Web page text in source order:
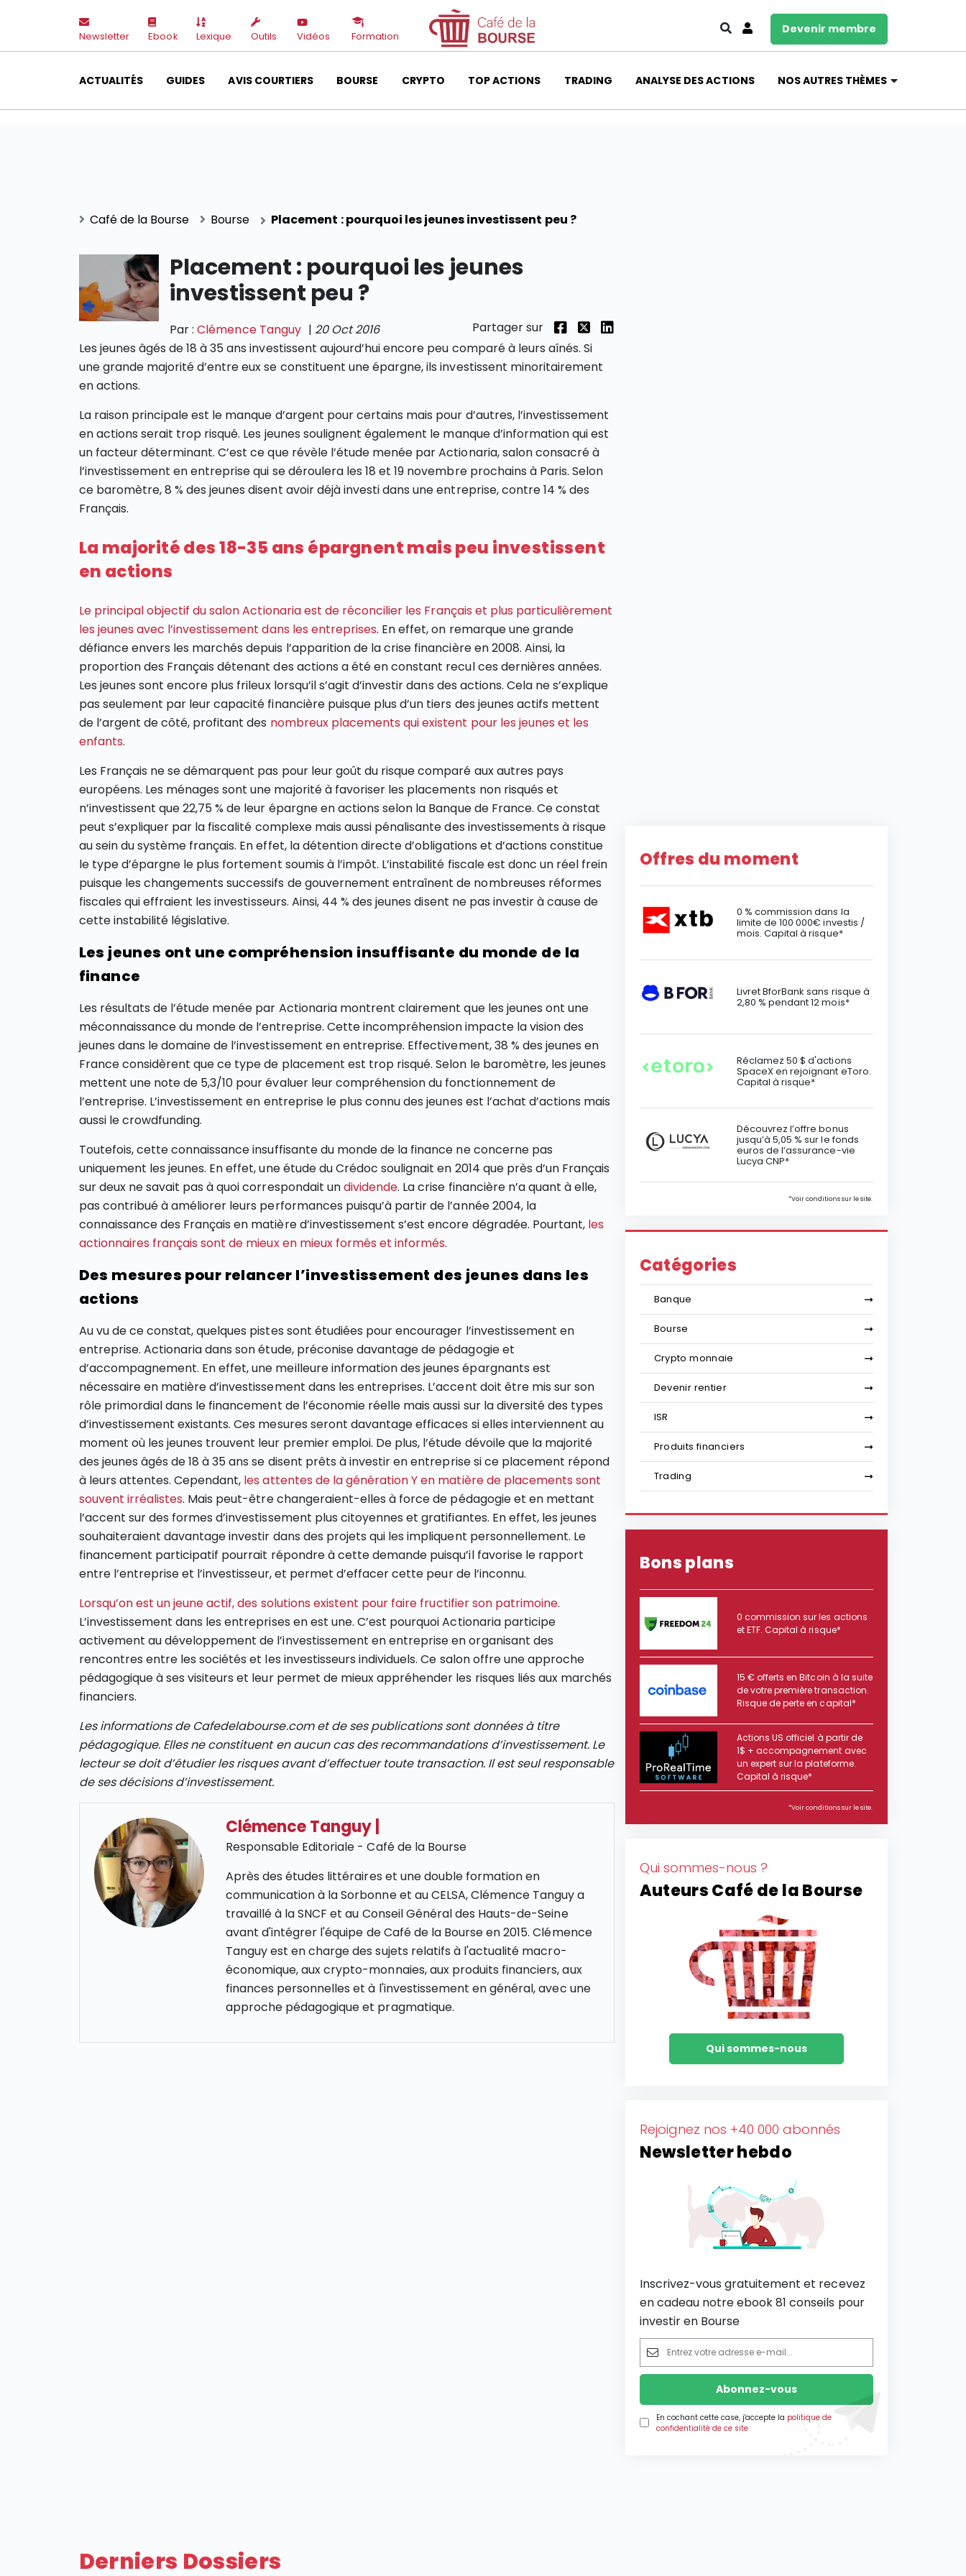
Newsletter Ebook Lexique Outils Vidéos Formation
Devenir membre
ACTUALITÉS GUIDES AVIS COURTIERS BOURSE CRYPTO TOP ACTIONS TRADING ANALYSE DES ACTIONS NOS AUTRES THÈMES
Café de la Bourse Bourse Placement : pourquoi les jeunes investissent peu ?
Placement : pourquoi les jeunes
investissent peu ?
Par :Clémence Tanguy | 20 Oct 2016
Partager sur
Les jeunes âgés de 18 à 35 ans investissent aujourd’hui encore peu comparé à leurs aînés. Si
une grande majorité d’entre eux se constituent une épargne, ils investissent minoritairement
en actions.
La raison principale est le manque d’argent pour certains mais pour d’autres, l’investissement
en actions serait trop risqué. Les jeunes soulignent également le manque d’information qui est
un facteur déterminant. C’est ce que révèle l’étude menée par Actionaria, salon consacré à
l’investissement en entreprise qui se déroulera les 18 et 19 novembre prochains à Paris. Selon
ce baromètre, 8 % des jeunes disent avoir déjà investi dans une entreprise, contre 14 % des
Français.
La majorité des 18-35 ans épargnent mais peu investissent
en actions
Le principal objectif du salon Actionaria est de réconcilier les Français et plus particulièrement
les jeunes avec l’investissement dans les entreprises. En effet, on remarque une grande
défiance envers les marchés depuis l’apparition de la crise financière en 2008. Ainsi, la
proportion des Français détenant des actions a été en constant recul ces dernières années.
Les jeunes sont encore plus frileux lorsqu’il s’agit d’investir dans des actions. Cela ne s’explique
pas seulement par leur capacité financière puisque plus d’un tiers des jeunes actifs mettent
de l’argent de côté, profitant des nombreux placements qui existent pour les jeunes et les
enfants.
Les Français ne se démarquent pas pour leur goût du risque comparé aux autres pays
européens. Les ménages sont une majorité à favoriser les placements non risqués et
n’investissent que 22,75 % de leur épargne en actions selon la Banque de France. Ce constat
peut s’expliquer par la fiscalité complexe mais aussi pénalisante des investissements à risque
au sein du système français. En effet, la détention directe d’obligations et d’actions constitue
le type d’épargne le plus fortement soumis à l’impôt. L’instabilité fiscale est donc un réel frein
puisque les changements successifs de gouvernement entraînent de nombreuses réformes
fiscales qui effraient les investisseurs. Ainsi, 44 % des jeunes disent ne pas investir à cause de
cette instabilité législative.
Les jeunes ont une compréhension insuffisante du monde de la
finance
Les résultats de l’étude menée par Actionaria montrent clairement que les jeunes ont une
méconnaissance du monde de l’entreprise. Cette incompréhension impacte la vision des
jeunes dans le domaine de l’investissement en entreprise. Effectivement, 38 % des jeunes en
France considèrent que ce type de placement est trop risqué. Selon le baromètre, les jeunes
mettent une note de 5,3/10 pour évaluer leur compréhension du fonctionnement de
l’entreprise. L’investissement en entreprise le plus connu des jeunes est l’achat d’actions mais
aussi le crowdfunding.
Toutefois, cette connaissance insuffisante du monde de la finance ne concerne pas
uniquement les jeunes. En effet, une étude du Crédoc soulignait en 2014 que près d’un Français
sur deux ne savait pas à quoi correspondait undividende. La crise financière n’a quant à elle,
pas contribué à améliorer leurs performances puisqu’à partir de l’année 2004, la
connaissance des Français en matière d’investissement s’est encore dégradée. Pourtant, les
actionnaires français sont de mieux en mieux formés et informés.
Des mesures pour relancer l’investissement des jeunes dans les
actions
Au vu de ce constat, quelques pistes sont étudiées pour encourager l’investissement en
entreprise. Actionaria dans son étude, préconise davantage de pédagogie et
d’accompagnement. En effet, une meilleure information des jeunes épargnants est
nécessaire en matière d’investissement dans les entreprises. L’accent doit être mis sur son
rôle primordial dans le financement de l’économie réelle mais aussi sur la diversité des types
d’investissement existants. Ces mesures seront davantage efficaces si elles interviennent au
moment où les jeunes trouvent leur premier emploi. De plus, l’étude dévoile que la majorité
des jeunes âgés de 18 à 35 ans se disent prêts à investir en entreprise si ce placement répond
à leurs attentes. Cependant, les attentes de la génération Y en matière de placements sont
souvent irréalistes. Mais peut-être changeraient-elles à force de pédagogie et en mettant
l’accent sur des formes d’investissement plus citoyennes et gratifiantes. En effet, les jeunes
souhaiteraient davantage investir dans des projets qui les impliquent personnellement. Le
financement participatif pourrait répondre à cette demande puisqu’il favorise le rapport
entre l’entreprise et l’investisseur, et permet d’effacer cette peur de l’inconnu.
Lorsqu’on est un jeune actif, des solutions existent pour faire fructifier son patrimoine.
L’investissement dans les entreprises en est une. C’est pourquoi Actionaria participe
activement au développement de l’investissement en entreprise en organisant des
rencontres entre les sociétés et les investisseurs individuels. Ce salon offre une approche
pédagogique à ses visiteurs et leur permet de mieux appréhender les risques liés aux marchés
financiers.
Les informations de Cafedelabourse.com et de ses publications sont données à titre
pédagogique. Elles ne constituent en aucun cas des recommandations d’investissement. Le
lecteur se doit d’étudier les risques avant d’effectuer toute transaction. Il est seul responsable
de ses décisions d’investissement.
Clémence Tanguy
Responsable Editoriale - Café de la Bourse
Après des études littéraires et une double formation en
communication à la Sorbonne et au CELSA, Clémence Tanguy a
travaillé à la SNCF et au Conseil Général des Hauts-de-Seine
avant d'intégrer l'équipe de Café de la Bourse en 2015. Clémence
Tanguy est en charge des sujets relatifs à l'actualité macro-
économique, aux crypto-monnaies, aux produits financiers, aux
finances personnelles et à l'investissement en général, avec une
approche pédagogique et pragmatique.
Offres du moment
0 % commission dans la
limite de 100 000€ investis /
mois. Capital à risque*
Livret BforBank sans risque à
2,80 % pendant 12 mois*
Réclamez 50 $ d'actions
SpaceX en rejoignant eToro.
Capital à risque*
Découvrez l’offre bonus
jusqu’à 5,05 % sur le fonds
euros de l’assurance-vie
Lucya CNP*
*Voir conditions sur le site.
Catégories
Banque
Bourse
Crypto monnaie
Devenir rentier
ISR
Produits financiers
Trading
Bons plans
0 commission sur les actions
et ETF. Capital à risque*
15 € offerts en Bitcoin à la suite
de votre première transaction.
Risque de perte en capital*
Actions US officiel à partir de
1$ + accompagnement avec
un expert sur la plateforme.
Capital à risque*
*Voir conditions sur le site.
Qui sommes-nous ?
Auteurs Café de la Bourse
Qui sommes-nous
Rejoignez nos +40 000 abonnés
Newsletter hebdo
Inscrivez-vous gratuitement et recevez
en cadeau notre ebook 81 conseils pour
investir en Bourse
En cochant cette case, j'accepte la politique de
confidentialité de ce site
Derniers Dossiers